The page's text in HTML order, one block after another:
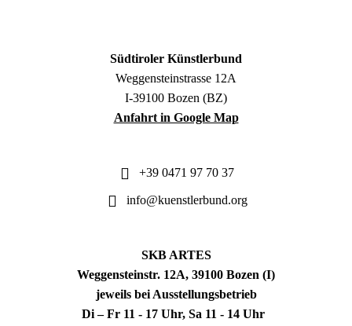
Südtiroler Künstlerbund
Weggensteinstrasse 12A
I-39100 Bozen (BZ)
Anfahrt in Google Map
+39 0471 97 70 37
info@kuenstlerbund.org
SKB ARTES
Weggensteinstr. 12A, 39100 Bozen (I)
jeweils bei Ausstellungsbetrieb
Di – Fr 11 - 17 Uhr, Sa 11 - 14 Uhr